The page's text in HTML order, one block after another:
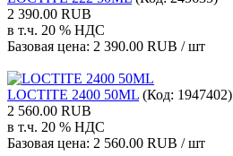
2 390.00 RUB
в т.ч. 20 % НДС
Базовая цена: 2 390.00 RUB / шт
LOCTITE 2400 50ML (Код: 1947402)
2 560.00 RUB
в т.ч. 20 % НДС
Базовая цена: 2 560.00 RUB / шт